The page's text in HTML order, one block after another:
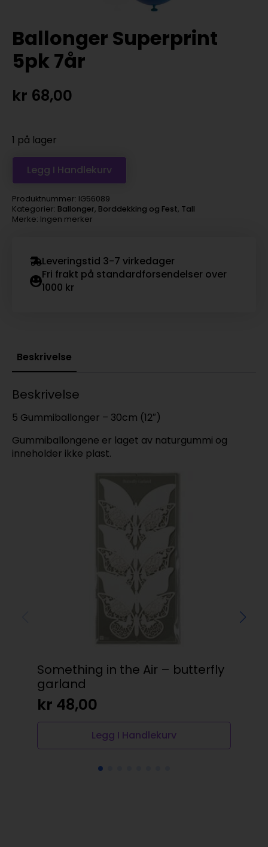
Ballonger Superprint
5pk 7år
kr 68,00
1 på lager
Legg I Handlekurv
Produktnummer: IG56089
Kategorier: Ballonger, Borddekking og Fest, Tall
Merke: Ingen merker
Leveringstid 3-7 virkedager
Fri frakt på standardforsendelser over
1000 kr
Beskrivelse
Beskrivelse
5 Gummiballonger – 30cm (12″)
Gummiballongene er laget av naturgummi og
inneholder ikke plast.
Something in the Air – butterfly
garland
kr 48,00
Legg I Handlekurv